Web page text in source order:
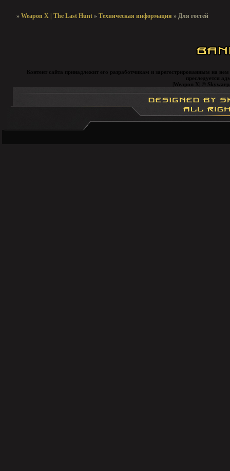
»Weapon X | The Last Hunt »Техническая информация »Для гостей
Контент сайта принадлежит его разработчикам и зарегестрированным на
преследуется
|Weapon X| ©